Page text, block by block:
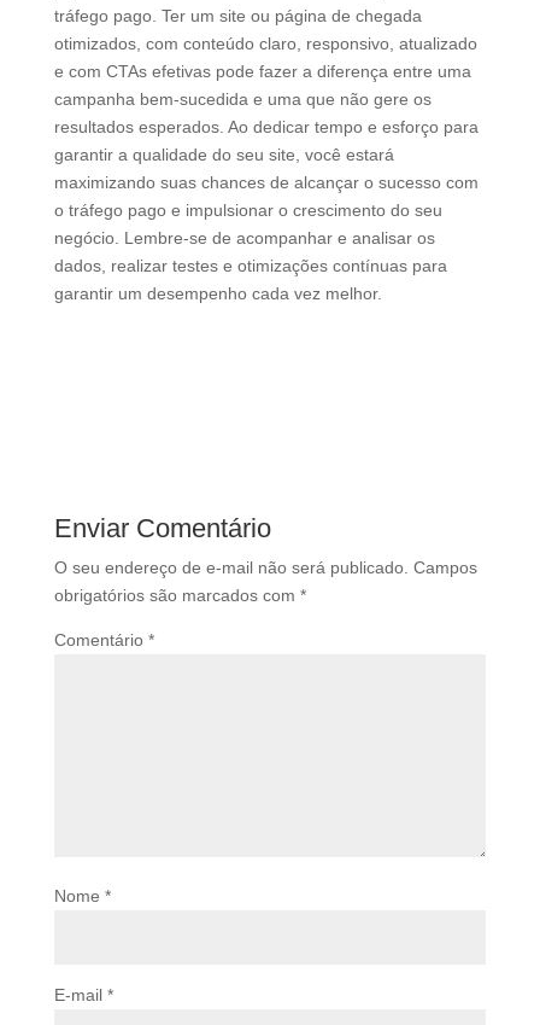
tráfego pago. Ter um site ou página de chegada
otimizados, com conteúdo claro, responsivo, atualizado
e com CTAs efetivas pode fazer a diferença entre uma
campanha bem-sucedida e uma que não gere os
resultados esperados. Ao dedicar tempo e esforço para
garantir a qualidade do seu site, você estará
maximizando suas chances de alcançar o sucesso com
o tráfego pago e impulsionar o crescimento do seu
negócio. Lembre-se de acompanhar e analisar os
dados, realizar testes e otimizações contínuas para
garantir um desempenho cada vez melhor.
Enviar Comentário
O seu endereço de e-mail não será publicado. Campos
obrigatórios são marcados com *
Comentário *
Nome *
E-mail *